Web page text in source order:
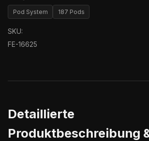
Pod System 187 Pods
SKU:
FE-16625
Detaillierte
Produktbeschreibung